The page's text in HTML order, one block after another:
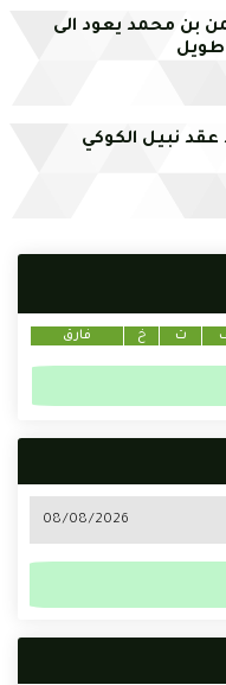
بن محمد يعود الى
طويل
نبيل الكوكي
ت خ فارق